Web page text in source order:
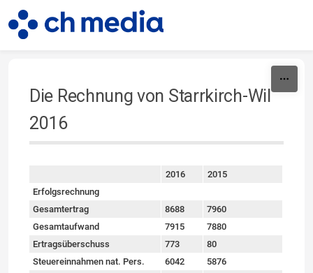
Skip to content
Die Rechnung von Starrkirch-Wil
2016
2016
2015
Erfolgsrechnung
Gesamtertrag
8688
7960
Gesamtaufwand
7915
7880
Ertragsüberschuss
773
80
Steuereinnahmen nat. Pers.
6042
5876